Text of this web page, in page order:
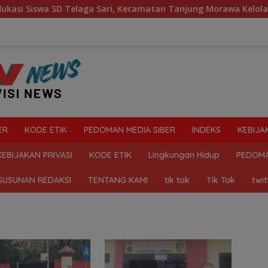
SD Telaga Sari, Kecamatan Tanjung Morawa Kelola Sampah
KODE ETIK PEDOMAN MEDIA SIBER INDEKS
PRIVASI KODE ETIK Lingkungan Hidup
REDAKSI TENTANG KAMI tik tok Tik Tok